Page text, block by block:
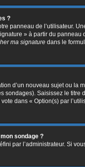
?
panneau de l’utilisateur.
» à partir du panneau
ma signature dans le
d’un nouveau sujet ou
sondages). Saisissez le
dans « Option(s) par
sondage ?
par l’administrateur. Si